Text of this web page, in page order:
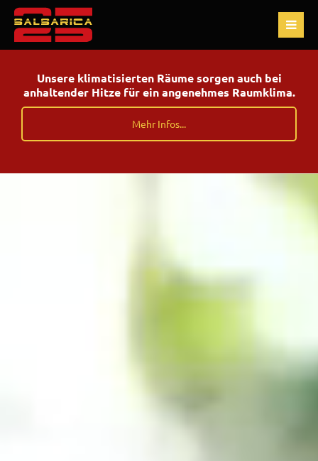
Unsere klimatisierten Räume sorgen auch bei
anhaltender Hitze für ein angenehmes Raumklima.
Mehr Infos...